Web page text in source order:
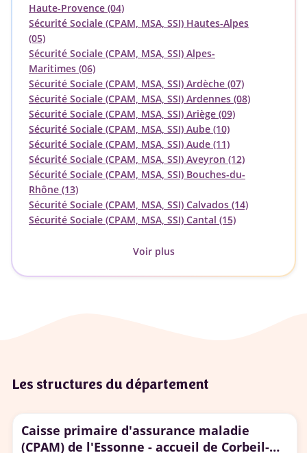
Haute-Provence (04)
Sécurité Sociale (CPAM, MSA, SSI) Hautes-Alpes
(05)
Sécurité Sociale (CPAM, MSA, SSI) Alpes-
Maritimes (06)
Sécurité Sociale (CPAM, MSA, SSI) Ardèche (07)
Sécurité Sociale (CPAM, MSA, SSI) Ardennes (08)
Sécurité Sociale (CPAM, MSA, SSI) Ariège (09)
Sécurité Sociale (CPAM, MSA, SSI) Aube (10)
Sécurité Sociale (CPAM, MSA, SSI) Aude (11)
Sécurité Sociale (CPAM, MSA, SSI) Aveyron (12)
Sécurité Sociale (CPAM, MSA, SSI) Bouches-du-
Rhône (13)
Sécurité Sociale (CPAM, MSA, SSI) Calvados (14)
Sécurité Sociale (CPAM, MSA, SSI) Cantal (15)
Voir plus
Les structures du département
Caisse primaire d'assurance maladie
(CPAM) de l'Essonne - accueil de Corbeil-